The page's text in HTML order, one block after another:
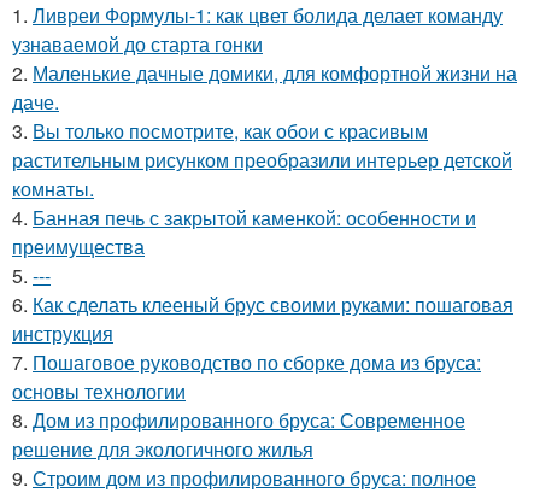
1. Ливреи Формулы-1: как цвет болида делает команду
узнаваемой до старта гонки
2. Маленькие дачные домики, для комфортной жизни на
даче.
3. Вы только посмотрите, как обои с красивым
растительным рисунком преобразили интерьер детской
комнаты.
4. Банная печь с закрытой каменкой: особенности и
преимущества
5. ---
6. Как сделать клееный брус своими руками: пошаговая
инструкция
7. Пошаговое руководство по сборке дома из бруса:
основы технологии
8. Дом из профилированного бруса: Современное
решение для экологичного жилья
9. Строим дом из профилированного бруса: полное